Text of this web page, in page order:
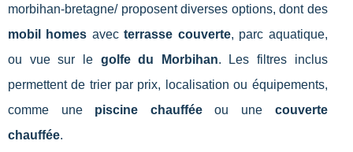
morbihan-bretagne/ proposent diverses options, dont des
mobil homes avecterrasse couverte, parc aquatique,
ou vue sur le golfe du Morbihan. Les filtres inclus
permettent de trier par prix, localisation ou équipements,
comme une piscine chaufféeou une couverte
chauffée.